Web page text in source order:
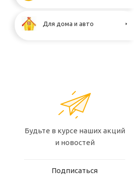
Для дома и авто
Будьте в курсе наших акций
и новостей
Подписаться